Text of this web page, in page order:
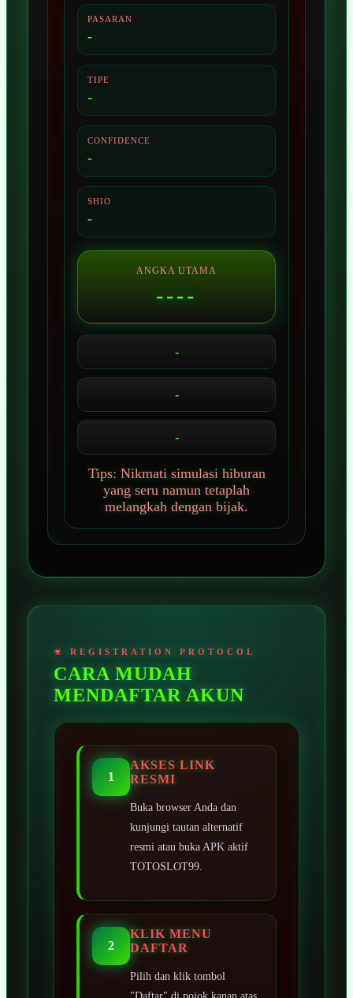
PASARAN
-
TIPE
-
CONFIDENCE
-
SHIO
-
ANGKA UTAMA
----
-
-
-
Tips: Nikmati simulasi hiburan
yang seru namun tetaplah
melangkah dengan bijak.
CARA MUDAH
MENDAFTAR AKUN
1
AKSES LINK
RESMI
Buka browser Anda dan
kunjungi tautan alternatif
resmi atau buka APK aktif
TOTOSLOT99.
2
KLIK MENU
DAFTAR
Pilih dan klik tombol